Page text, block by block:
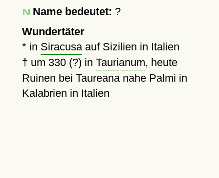
Name bedeutet: ?
Wundertäter
* in Siracusaauf Sizilien in Italien
† um 330 (?) in Taurianum, heute
Ruinen bei Taureana nahe Palmi in
Kalabrien in Italien